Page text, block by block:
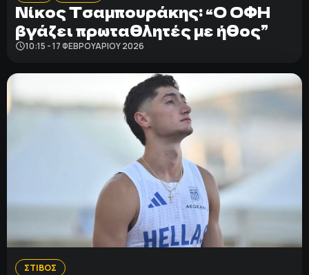
Nίκος Τσαμπουράκης: “Ο ΟΦΗ
βγάζει πρωταθλητές με ήθος”
10:15 - 17 ΦΕΒΡΟΥΑΡΊΟΥ 2026
ΣΤΙΒΟΣ